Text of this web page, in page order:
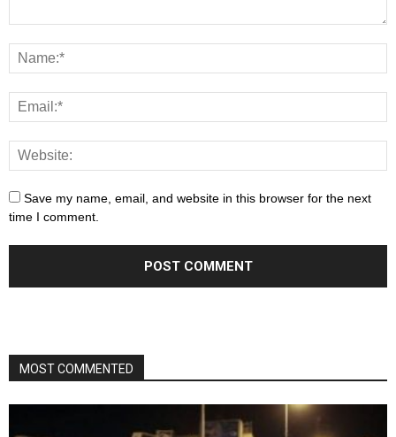
Save my name, email, and website in this browser for the next
time I comment.
MOST COMMENTED